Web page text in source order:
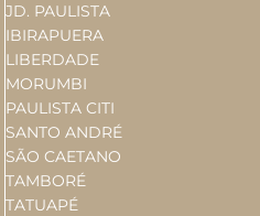
JD. PAULISTA
IBIRAPUERA
LIBERDADE
MORUMBI
PAULISTA CITI
SANTO ANDRÉ
SÃO CAETANO
TAMBORÉ
TATUAPÉ